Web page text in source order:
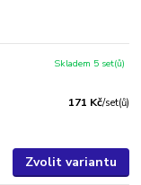
171 Kč/set(ů)
Skladem 5 set(ů)
Zvolit variantu